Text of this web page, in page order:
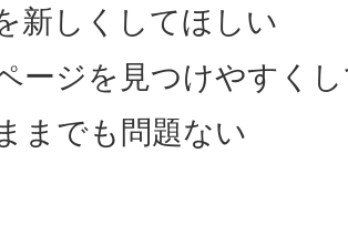
新しくしてほしい
ージを見つけやすく
までも問題ない